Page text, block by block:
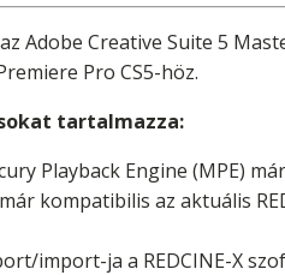
Adobe Creative Suite 5
Pro CS5-höz.
tartalmazza:
Playback Engine (MPE)
kompatibilis az aktuális
import-ja a REDCINE-X